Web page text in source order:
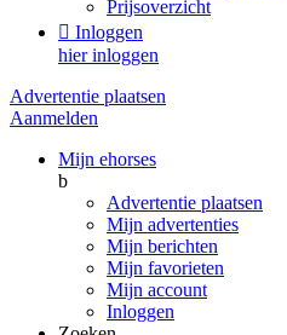
Prijsoverzicht
 Inloggen
hier inloggen
Advertentie plaatsen
Aanmelden
Mijn ehorses
b
Advertentie plaatsen
Mijn advertenties
Mijn berichten
Mijn favorieten
Mijn account
Inloggen